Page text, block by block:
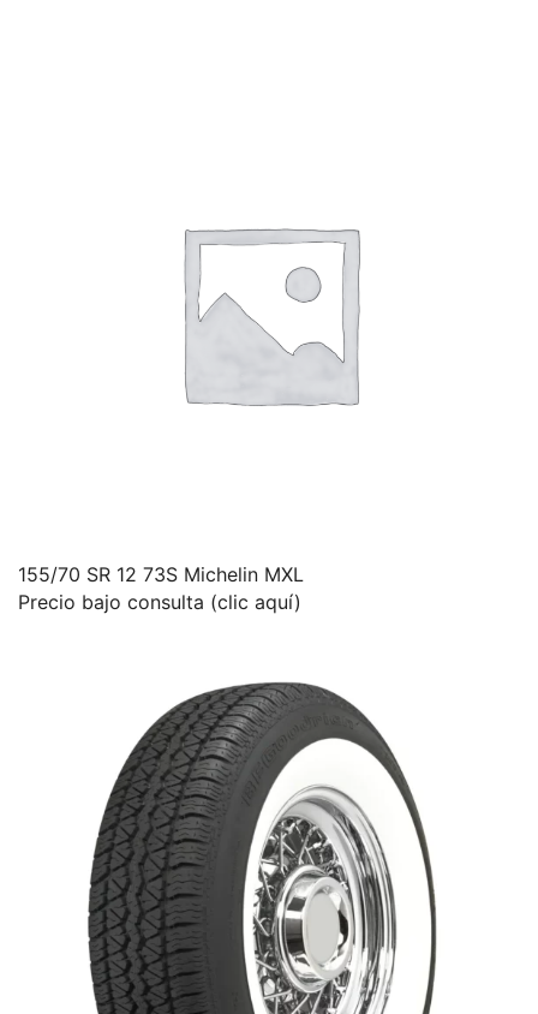
155/70 SR 12 73S Michelin MXL
Precio bajo consulta (clic aquí)